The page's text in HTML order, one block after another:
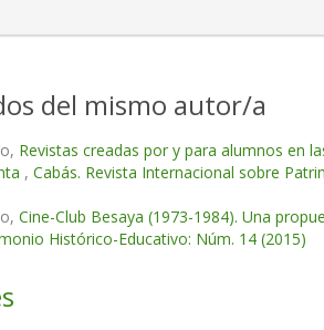
del mismo autor/a
Revistas creadas por y para alumnos en
, Cabás. Revista Internacional sobre
Cine-Club Besaya (1973-1984). Una
Histórico-Educativo: Núm. 14 (2015)